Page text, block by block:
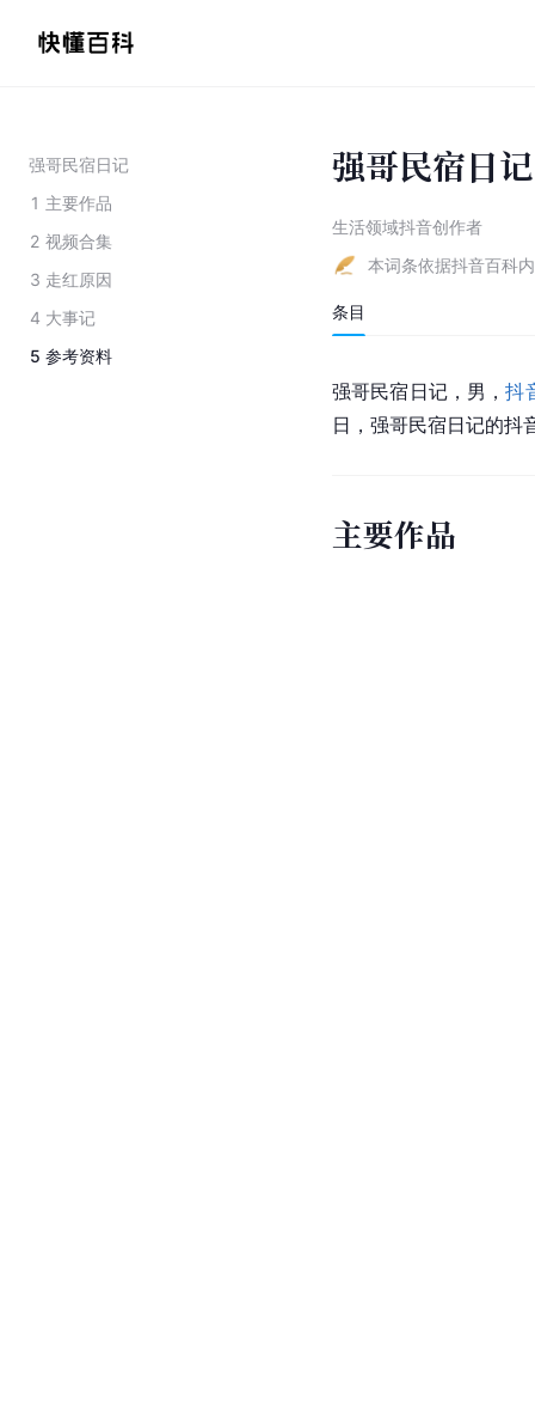
强哥民宿日记
1 主要作品
2 视频合集
3 走红原因
4 大事记
5 参考资料
强哥民宿日记
生活领域抖音创作者
本词条依据抖音百科
条目
强哥民宿日记，男，抖
日，强哥民宿日记的抖
主要作品